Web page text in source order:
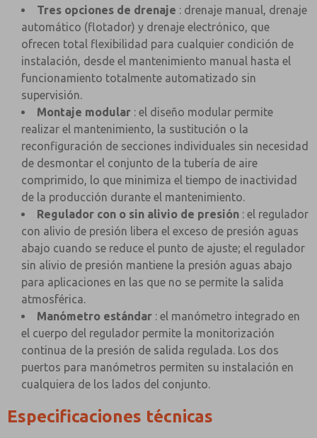
Tres opciones de drenaje : drenaje manual, drenaje
automático (flotador) y drenaje electrónico, que
ofrecen total flexibilidad para cualquier condición de
instalación, desde el mantenimiento manual hasta el
funcionamiento totalmente automatizado sin
supervisión.
Montaje modular : el diseño modular permite
realizar el mantenimiento, la sustitución o la
reconfiguración de secciones individuales sin necesidad
de desmontar el conjunto de la tubería de aire
comprimido, lo que minimiza el tiempo de inactividad
de la producción durante el mantenimiento.
Regulador con o sin alivio de presión : el regulador
con alivio de presión libera el exceso de presión aguas
abajo cuando se reduce el punto de ajuste; el regulador
sin alivio de presión mantiene la presión aguas abajo
para aplicaciones en las que no se permite la salida
atmosférica.
Manómetro estándar : el manómetro integrado en
el cuerpo del regulador permite la monitorización
continua de la presión de salida regulada. Los dos
puertos para manómetros permiten su instalación en
cualquiera de los lados del conjunto.
Especificaciones técnicas